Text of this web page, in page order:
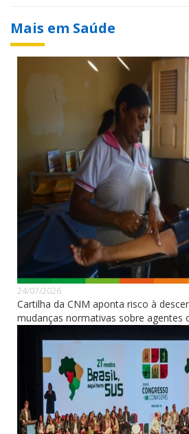
Mais em Saúde
24/07/2026
Cartilha da CNM aponta risco à
mudanças normativas sobre agentes